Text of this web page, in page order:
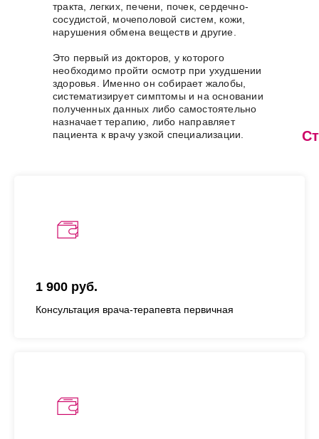
тракта, легких, печени, почек, сердечно-
сосудистой, мочеполовой систем, кожи,
нарушения обмена веществ и другие.
Это первый из докторов, у которого
необходимо пройти осмотр при ухудшении
здоровья. Именно он собирает жалобы,
систематизирует симптомы и на основании
полученных данных либо самостоятельно
назначает терапию, либо направляет
пациента к врачу узкой специализации.
1 900 руб.
Консультация врача-терапевта первичная